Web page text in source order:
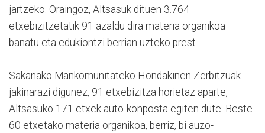
jartzeko. Oraingoz, Altsasuk dituen 3.764
etxebizitzetatik 91 azaldu dira materia organikoa
banatu eta edukiontzi berrian uzteko prest.
Sakanako Mankomunitateko Hondakinen Zerbitzuak
jakinarazi digunez, 91 etxebizitza horietaz aparte,
Altsasuko 171 etxek auto-konposta egiten dute. Beste
60 etxetako materia organikoa, berriz, bi auzo-